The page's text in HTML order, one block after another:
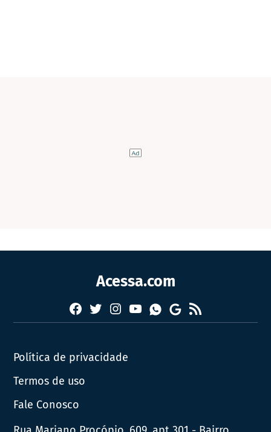
Acessa.com
Facebook
TwitterInstagram
YouTubeWhatsapp
Google
News
RSS
Política de privacidade
Termos de uso
Fale Conosco